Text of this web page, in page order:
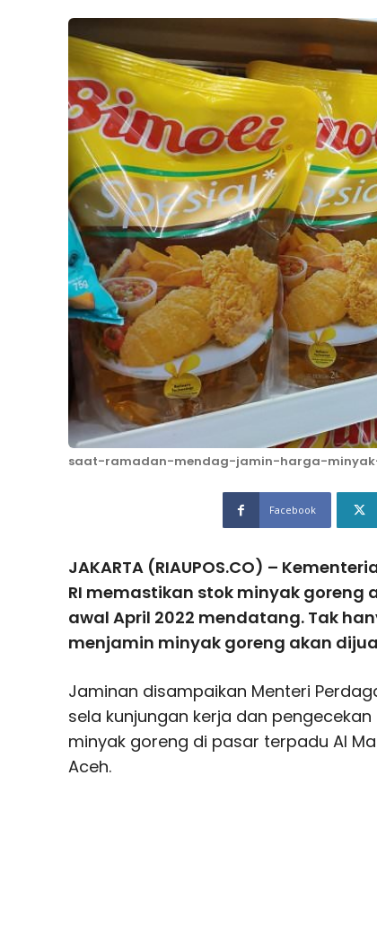
saat-ramadan-mendag-jamin-harga-
Facebook
JAKARTA (RIAUPOS.CO) –
RI memastikan stok minyak
awal April 2022 mendatang. Tak
menjamin minyak goreng akan
Jaminan disampaikan Menteri
sela kunjungan kerja dan
minyak goreng di pasar terpadu Al
Aceh.